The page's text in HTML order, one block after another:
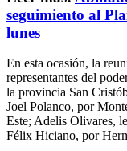
seguimiento al
lunes
En esta ocasión, la
representantes del
la provincia San
Joel Polanco, por
Este; Adelis Olivares,
Félix Hiciano, por